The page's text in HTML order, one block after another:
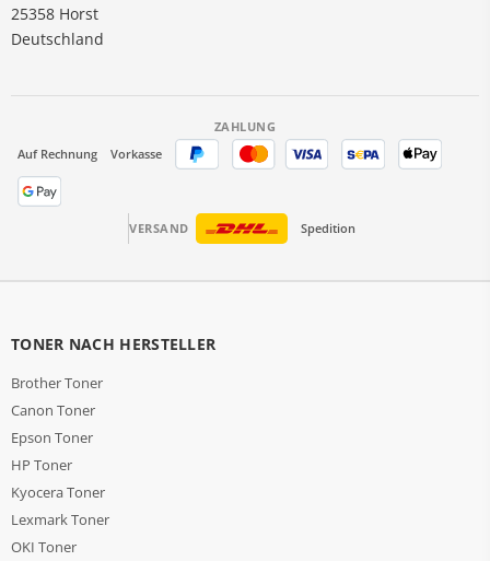
25358 Horst
Deutschland
ZAHLUNG
Auf Rechnung
Vorkasse
VERSAND Spedition
TONER NACH HERSTELLER
Brother Toner
Canon Toner
Epson Toner
HP Toner
Kyocera Toner
Lexmark Toner
OKI Toner